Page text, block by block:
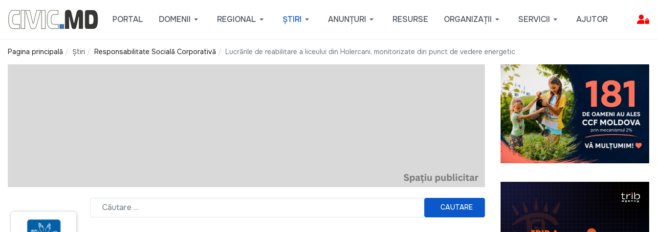
PORTAL DOMENII REGIONAL ȘTIRI ANUNȚURI RESURSE ORGANIZAȚII SERVICII AJUTOR
Pagina principală Știri Responsabilitate Socială Corporativă Lucrările de reabilitare a liceului din Holercani, monitorizate din punct de vedere energetic
CAUTARE